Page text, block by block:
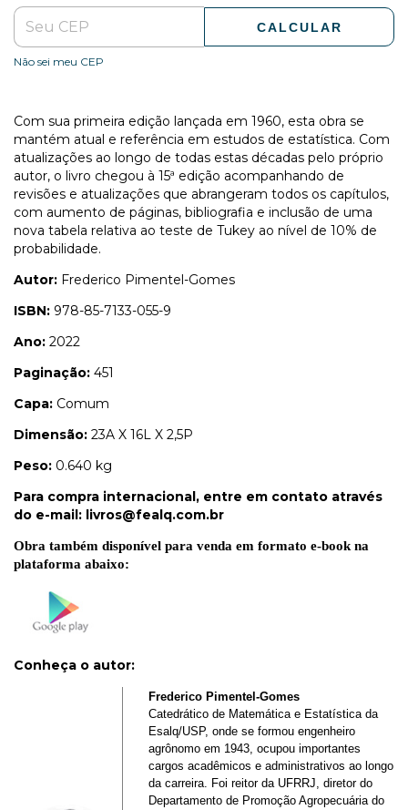
CALCULAR
Não sei meu CEP
Com sua primeira edição lançada em 1960, esta obra se
mantém atual e referência em estudos de estatística. Com
atualizações ao longo de todas estas décadas pelo próprio
autor, o livro chegou à 15ª edição acompanhando de
revisões e atualizações que abrangeram todos os capítulos,
com aumento de páginas, bibliografia e inclusão de uma
nova tabela relativa ao teste de Tukey ao nível de 10% de
probabilidade.
Autor: Frederico Pimentel-Gomes
ISBN: 978-85-7133-055-9
Ano: 2022
Paginação: 451
Capa: Comum
Dimensão: 23A X 16L X 2,5P
Peso: 0.640 kg
Para compra internacional, entre em contato através
do e-mail: livros@fealq.com.br
Obra também disponível para venda em formato e-book na
plataforma abaixo:
Conheça o autor:
Frederico Pimentel-Gomes
Catedrático de Matemática e Estatística da
Esalq/USP, onde se formou engenheiro
agrônomo em 1943, ocupou importantes
cargos acadêmicos e administrativos ao longo
da carreira. Foi reitor da UFRRJ, diretor do
Departamento de Promoção Agropecuária do